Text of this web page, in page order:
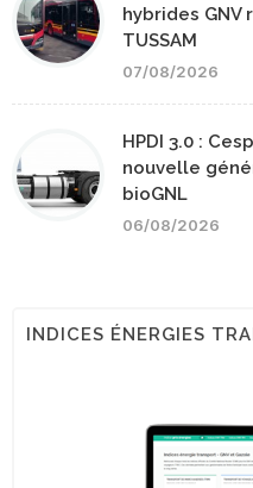
hybrides
TUSSAM
07/08/2026
HPDI 3.0 :
nouvelle
bioGNL
06/08/2026
INDICES ÉNERGIES